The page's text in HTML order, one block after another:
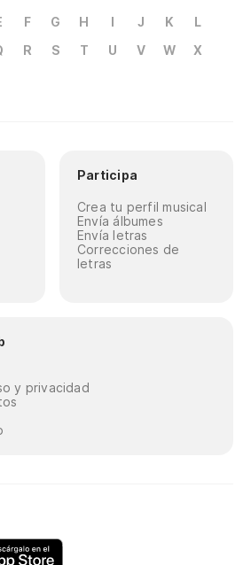
F G H I J K
L
R S T U V W
X
Participa
Crea tu perfil musical
Envía álbumes
Envía letras
Correcciones de
letras
y privacidad